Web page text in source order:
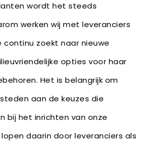
wordt het steeds
werken wij met leveranciers
continu zoekt naar nieuwe
opties voor haar
Het is belangrijk om
aan de keuzes die
bij het inrichten van onze
daarin door leveranciers als